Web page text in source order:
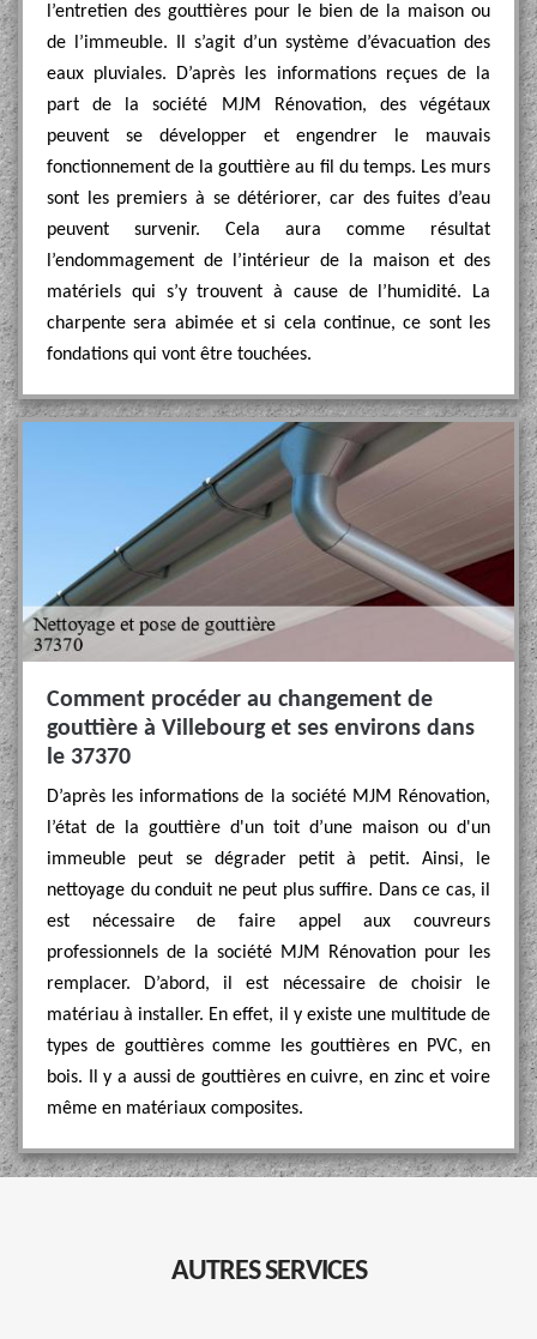
l’entretien des gouttières pour le bien de la maison ou
de l’immeuble. Il s’agit d’un système d’évacuation des
eaux pluviales. D’après les informations reçues de la
part de la société MJM Rénovation, des végétaux
peuvent se développer et engendrer le mauvais
fonctionnement de la gouttière au fil du temps. Les murs
sont les premiers à se détériorer, car des fuites d’eau
peuvent survenir. Cela aura comme résultat
l’endommagement de l’intérieur de la maison et des
matériels qui s’y trouvent à cause de l’humidité. La
charpente sera abimée et si cela continue, ce sont les
fondations qui vont être touchées.
Comment procéder au changement de
gouttière à Villebourg et ses environs dans
le 37370
D’après les informations de la société MJM Rénovation,
l’état de la gouttière d'un toit d’une maison ou d'un
immeuble peut se dégrader petit à petit. Ainsi, le
nettoyage du conduit ne peut plus suffire. Dans ce cas, il
est nécessaire de faire appel aux couvreurs
professionnels de la société MJM Rénovation pour les
remplacer. D’abord, il est nécessaire de choisir le
matériau à installer. En effet, il y existe une multitude de
types de gouttières comme les gouttières en PVC, en
bois. Il y a aussi de gouttières en cuivre, en zinc et voire
même en matériaux composites.
AUTRES SERVICES